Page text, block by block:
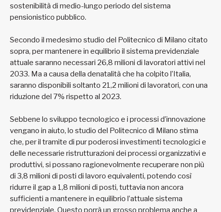
sostenibilità di medio-lungo periodo del sistema
pensionistico pubblico.
Secondo il medesimo studio del Politecnico di Milano citato
sopra, per mantenere in equilibrio il sistema previdenziale
attuale saranno necessari 26,8 milioni di lavoratori attivi nel
2033. Ma a causa della denatalità che ha colpito l’Italia,
saranno disponibili soltanto 21,2 milioni di lavoratori, con una
riduzione del 7% rispetto al 2023.
Sebbene lo sviluppo tecnologico e i processi d’innovazione
vengano in aiuto, lo studio del Politecnico di Milano stima
che, per il tramite di pur poderosi investimenti tecnologici e
delle necessarie ristrutturazioni dei processi organizzativi e
produttivi, si possano ragionevolmente recuperare non più
di 3,8 milioni di posti di lavoro equivalenti, potendo così
ridurre il gap a 1,8 milioni di posti, tuttavia non ancora
sufficienti a mantenere in equilibrio l’attuale sistema
previdenziale. Questo porrà un grosso problema anche a